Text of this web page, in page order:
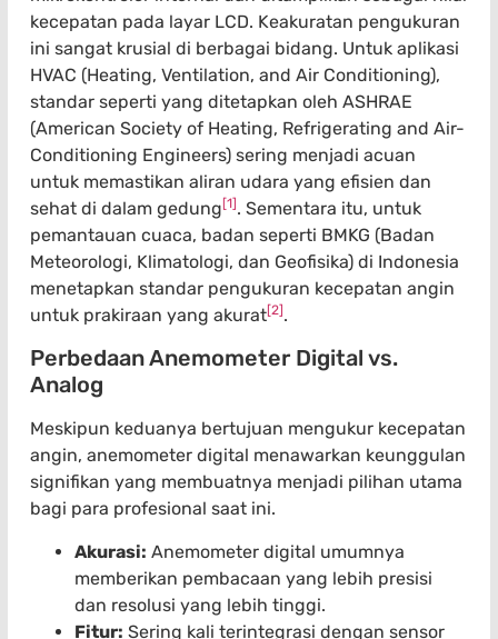
kecepatan pada layar LCD. Keakuratan pengukuran
ini sangat krusial di berbagai bidang. Untuk aplikasi
HVAC (Heating, Ventilation, and Air Conditioning),
standar seperti yang ditetapkan oleh ASHRAE
(American Society of Heating, Refrigerating and Air-
Conditioning Engineers) sering menjadi acuan
untuk memastikan aliran udara yang efisien dan
sehat di dalam gedung [1] . Sementara itu, untuk
pemantauan cuaca, badan seperti BMKG (Badan
Meteorologi, Klimatologi, dan Geofisika) di Indonesia
menetapkan standar pengukuran kecepatan angin
untuk prakiraan yang akurat[2] .
Perbedaan Anemometer Digital vs.
Analog
Meskipun keduanya bertujuan mengukur kecepatan
angin, anemometer digital menawarkan keunggulan
signifikan yang membuatnya menjadi pilihan utama
bagi para profesional saat ini.
Akurasi: Anemometer digital umumnya
memberikan pembacaan yang lebih presisi
dan resolusi yang lebih tinggi.
Fitur: Sering kali terintegrasi dengan sensor